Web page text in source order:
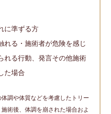
に準ずる方
れる・施術者が危険を感じ
れる行動、発言その他施術
た場合
調や体質などを考慮したトリー
術後、体調を崩された場合およ